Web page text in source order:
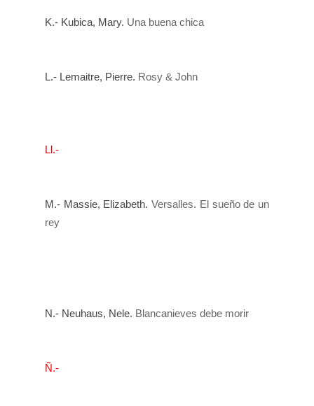
K.- Kubica, Mary. Una buena chica
L.- Lemaitre, Pierre. Rosy & John
Ll.-
M.- Massie, Elizabeth.Versalles. El sueño de un
rey
N.- Neuhaus, Nele. Blancanieves debe morir
Ñ.-